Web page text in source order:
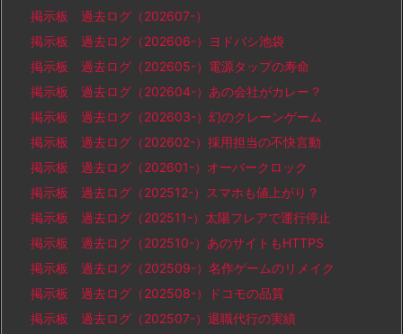
掲示板 過去ログ（202607-）
掲示板 過去ログ（202606-）ヨドバシ池袋
掲示板 過去ログ（202605-）電源タップの寿命
掲示板 過去ログ（202604-）あの会社がカレー？
掲示板 過去ログ（202603-）幻のクレーンゲーム
掲示板 過去ログ（202602-）採用担当の不快言動
掲示板 過去ログ（202601-）オーバークロック
掲示板 過去ログ（202512-）スマホも値上がり？
掲示板 過去ログ（202511-）太陽フレアで運行停止
掲示板 過去ログ（202510-）あのサイトもHTTPS
掲示板 過去ログ（202509-）名作ゲームのリメイク
掲示板 過去ログ（202508-）ドコモの品質
掲示板 過去ログ（202507-）退職代行の実績